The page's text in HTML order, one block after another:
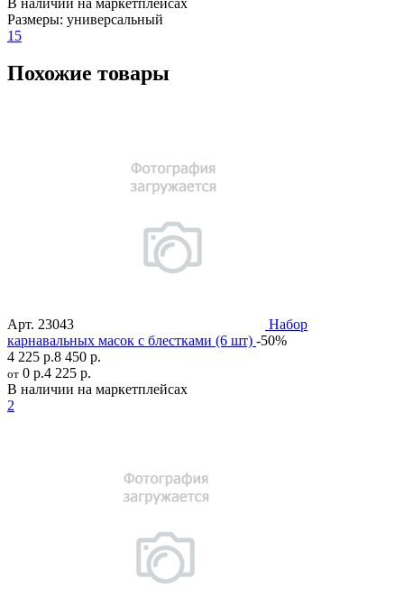
Размеры: универсальный
15
Похожие товары
Арт. 23043
Набор
карнавальных масок с блестками (6 шт) -50%
4 225 р.8 450 р.
от 0 р.4 225 р.
В наличии на маркетплейсах
2